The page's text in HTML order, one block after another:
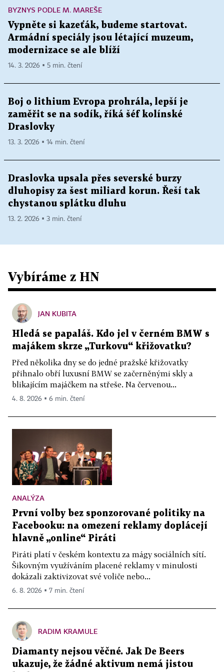
BYZNYS PODLE M. MAREŠE
Vypněte si kazeťák, budeme startovat.
Armádní speciály jsou létající muzeum,
modernizace se ale blíží
14. 3. 2026 ▪ 5 min. čtení
Boj o lithium Evropa prohrála, lepší je
zaměřit se na sodík, říká šéf kolínské
Draslovky
13. 3. 2026 ▪ 14 min. čtení
Draslovka upsala přes severské burzy
dluhopisy za šest miliard korun. Řeší tak
chystanou splátku dluhu
13. 2. 2026 ▪ 3 min. čtení
Vybíráme z HN
JAN KUBITA
Hledá se papaláš. Kdo jel v černém BMW s
majákem skrze „Turkovu“ křižovatku?
Před několika dny se do jedné pražské křižovatky
přihnalo obří luxusní BMW se začerněnými skly a
blikajícím majáčkem na střeše. Na červenou...
4. 8. 2026 ▪ 6 min. čtení
ANALÝZA
První volby bez sponzorované politiky na
Facebooku: na omezení reklamy doplácejí
hlavně „online“ Piráti
Piráti platí v českém kontextu za mágy sociálních sítí.
Šikovným využíváním placené reklamy v minulosti
dokázali zaktivizovat své voliče nebo...
6. 8. 2026 ▪ 7 min. čtení
RADIM KRAMULE
Diamanty nejsou věčné. Jak De Beers
ukazuje, že žádné aktivum nemá jistou